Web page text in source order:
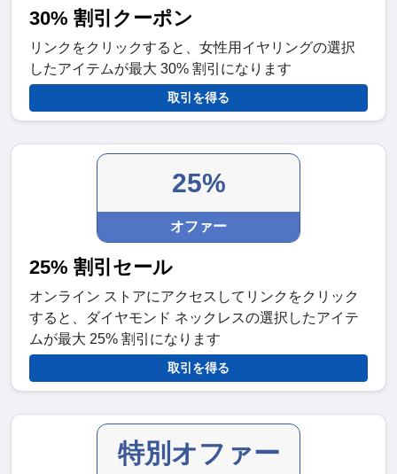
30% 割引クーポン
リンクをクリックすると、女性用イヤリングの選択
したアイテムが最大 30% 割引になります
取引を得る
25%
オファー
25% 割引セール
オンライン ストアにアクセスしてリンクをクリック
すると、ダイヤモンド ネックレスの選択したアイテ
ムが最大 25% 割引になります
取引を得る
特別オファー